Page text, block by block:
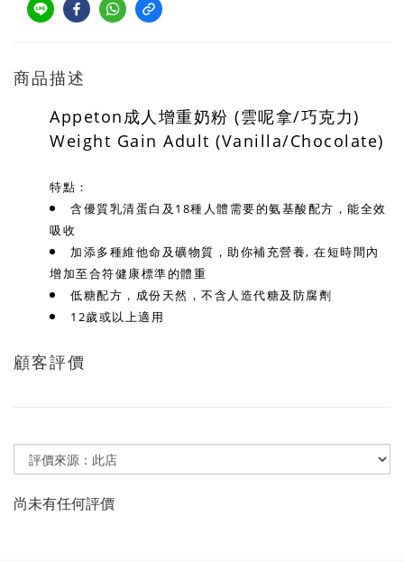
商品描述
Appeton成人增重奶粉 (雲呢拿/巧克力)
Weight Gain Adult (Vanilla/Chocolate)
特點：
含優質乳清蛋白及18種人體需要的氨基酸配方，能全效
吸收
加添多種維他命及礦物質，助你補充營養, 在短時間內
增加至合符健康標準的體重
低糖配方，成份天然，不含人造代糖及防腐劑
12歲或以上適用
顧客評價
尚未有任何評價